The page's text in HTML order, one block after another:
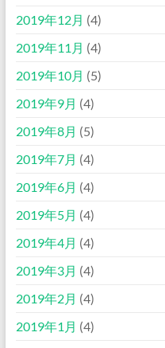
2019年12月 (4)
2019年11月 (4)
2019年10月 (5)
2019年9月 (4)
2019年8月 (5)
2019年7月 (4)
2019年6月 (4)
2019年5月 (4)
2019年4月 (4)
2019年3月 (4)
2019年2月 (4)
2019年1月 (4)